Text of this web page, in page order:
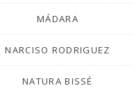
MÁDARA
NARCISO RODRIGUEZ
NATURA BISSÉ